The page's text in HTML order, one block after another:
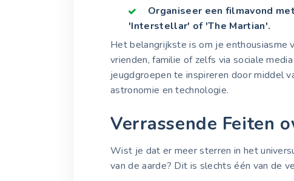
Organiseer een filmavond
'Interstellar' of 'The Martian'.
Het belangrijkste is om je enthousiasme
vrienden, familie of zelfs via sociale
jeugdgroepen te inspireren door middel
astronomie en technologie.
Verrassende Feiten
Wist je dat er meer sterren in het
van de aarde? Dit is slechts één van de